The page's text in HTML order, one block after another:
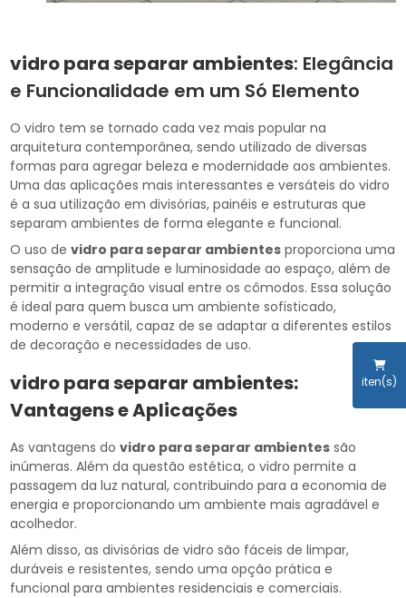
iten(s)
vidro para separar ambientes: Elegância
e Funcionalidade em um Só Elemento
O vidro tem se tornado cada vez mais popular na
arquitetura contemporânea, sendo utilizado de diversas
formas para agregar beleza e modernidade aos ambientes.
Uma das aplicações mais interessantes e versáteis do vidro
é a sua utilização em divisórias, painéis e estruturas que
separam ambientes de forma elegante e funcional.
O uso devidro para separar ambientes proporciona uma
sensação de amplitude e luminosidade ao espaço, além de
permitir a integração visual entre os cômodos. Essa solução
é ideal para quem busca um ambiente sofisticado,
moderno e versátil, capaz de se adaptar a diferentes estilos
de decoração e necessidades de uso.
vidro para separar ambientes:
Vantagens e Aplicações
As vantagens dovidro para separar ambientes são
inúmeras. Além da questão estética, o vidro permite a
passagem da luz natural, contribuindo para a economia de
energia e proporcionando um ambiente mais agradável e
acolhedor.
Além disso, as divisórias de vidro são fáceis de limpar,
duráveis e resistentes, sendo uma opção prática e
funcional para ambientes residenciais e comerciais.